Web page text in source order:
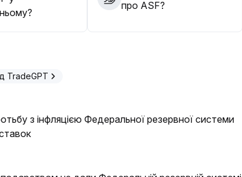
про ASF?
TradeGPT
з інфляцією Федеральної резервної системи